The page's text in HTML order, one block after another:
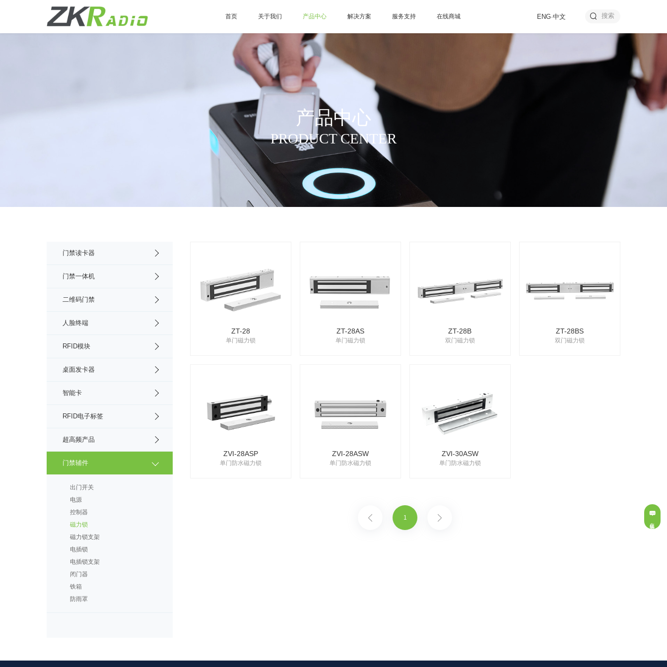
ENG·中文
首页 关于我们 产品中心 解决方案 服务支持 在线商城
产品中心
PRODUCT CENTER
门禁读卡器
门禁一体机
二维码门禁
人脸终端
RFID模块
桌面发卡器
智能卡
RFID电子标签
超高频产品
门禁辅件
出门开关
电源
控制器
磁力锁
磁力锁支架
电插锁
电插锁支架
闭门器
铁箱
防雨罩
ZT-28
单门磁力锁
ZT-28AS
单门磁力锁
ZT-28B
双门磁力锁
ZT-28BS
双门磁力锁
ZVI-28ASP
单门防水磁力锁
ZVI-28ASW
单门防水磁力锁
ZVI-30ASW
单门防水磁力锁
1